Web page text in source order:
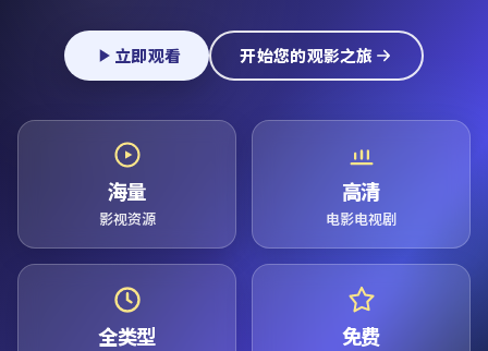
立即观看 开始您的观影之旅
海量
影视资源
高清
电影电视剧
全类型 免费